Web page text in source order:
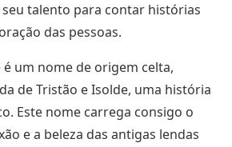
seu talento para contar histórias
das pessoas.
é um nome de origem celta,
de Tristão e Isolde, uma história
Este nome carrega consigo o
e a beleza das antigas lendas